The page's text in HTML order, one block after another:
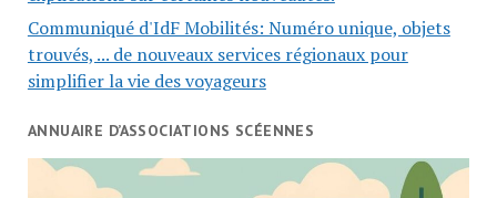
Communiqué d'IdF Mobilités: Numéro unique, objets
trouvés, ... de nouveaux services régionaux pour
simplifier la vie des voyageurs
ANNUAIRE D’ASSOCIATIONS SCÉENNES